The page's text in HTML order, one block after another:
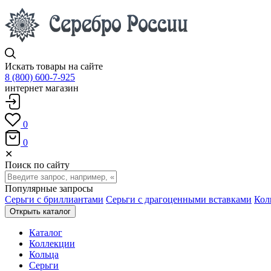
Искать товары на сайте
8 (800) 600-7-925
интернет магазин
0
0
✕
Поиск по сайту
Популярные запросы
Серьги с бриллиантами Серьги с драгоценными вставками
Открыть каталог
Каталог
Коллекции
Кольца
Серьги